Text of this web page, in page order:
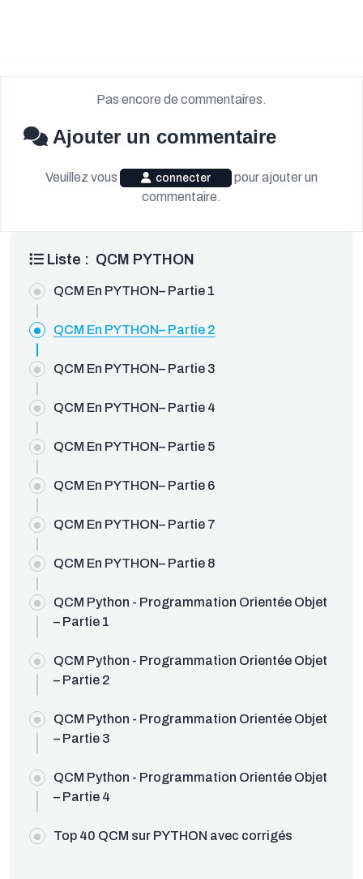
Pas encore de commentaires.
Ajouter un commentaire
Veuillez vous connecter
pour ajouter un
commentaire.
OUDEV.NET
Liste : QCM PYTHON
QCM En PYTHON– Partie 1
QCM En PYTHON– Partie 2
QCM En PYTHON– Partie 3
QCM En PYTHON– Partie 4
QCM En PYTHON– Partie 5
QCM En PYTHON– Partie 6
QCM En PYTHON– Partie 7
QCM En PYTHON– Partie 8
QCM Python - Programmation Orientée Objet
– Partie 1
QCM Python - Programmation Orientée Objet
– Partie 2
QCM Python - Programmation Orientée Objet
– Partie 3
QCM Python - Programmation Orientée Objet
– Partie 4
Top 40 QCM sur PYTHON avec corrigés